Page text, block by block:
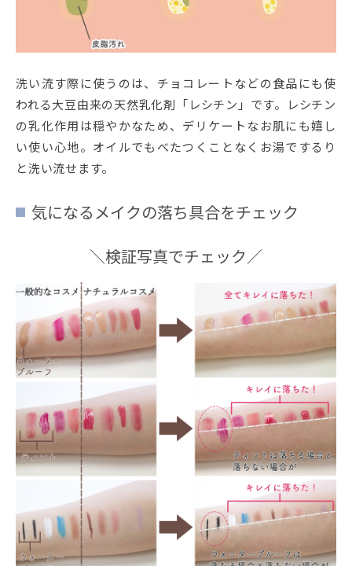
洗い流す際に使うのは、チョコレートなどの食品にも使
われる大豆由来の天然乳化剤「レシチン」です。レシチン
の乳化作用は穏やかなため、デリケートなお肌にも嬉し
い使い心地。オイルでもべたつくことなくお湯でするり
と洗い流せます。
気になるメイクの落ち具合をチェック
＼検証写真でチェック／